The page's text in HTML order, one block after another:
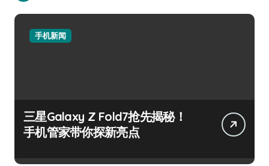
手机新闻
三星Galaxy Z Fold7抢先揭秘！
手机管家带你探新亮点